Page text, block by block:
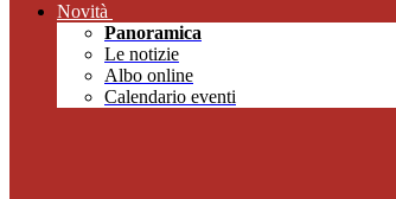
Novità
Panoramica
Le notizie
Albo online
Calendario eventi